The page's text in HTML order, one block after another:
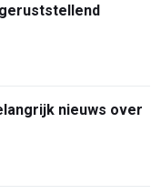
nieuws over